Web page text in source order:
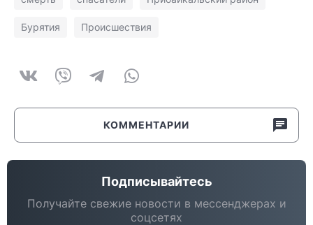
Бурятия Происшествия
КОММЕНТАРИИ
Подписывайтесь
Получайте свежие новости в мессенджерах и
соцсетях